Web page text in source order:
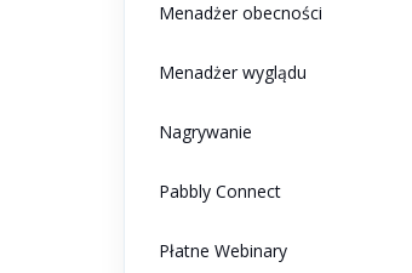
Menadżer obecności
Menadżer wyglądu
Nagrywanie
Pabbly Connect
Płatne Webinary